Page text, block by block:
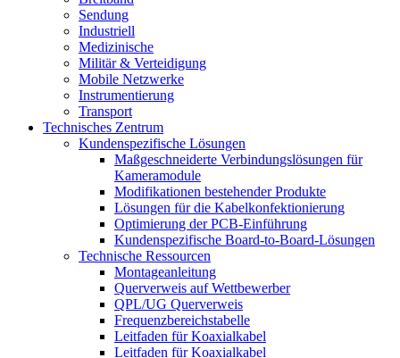
Sendung
Industriell
Medizinische
Militär & Verteidigung
Mobile Netzwerke
Instrumentierung
Transport
Technisches Zentrum
Kundenspezifische Lösungen
Maßgeschneiderte Verbindungslösungen für
Kameramodule
Modifikationen bestehender Produkte
Lösungen für die Kabelkonfektionierung
Optimierung der PCB-Einführung
Kundenspezifische Board-to-Board-Lösungen
Technische Ressourcen
Montageanleitung
Querverweis auf Wettbewerber
QPL/UG Querverweis
Frequenzbereichstabelle
Leitfaden für Koaxialkabel
Leitfaden für Koaxialkabel